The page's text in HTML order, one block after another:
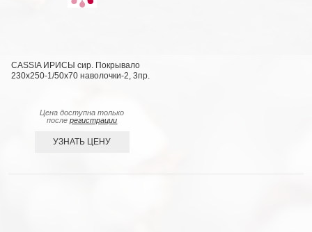
CASSIA ИРИСЫ сир. Покрывало
230x250-1/50х70 наволочки-2, 3пр.
Цена доступна только
послерегистрации
УЗНАТЬ ЦЕНУ